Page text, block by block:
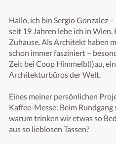
Hallo, ich bin Sergio Gonzalez
seit 19 Jahren lebe ich in
Zuhause. Als Architekt haben
schon immer fasziniert –
Zeit bei Coop Himmelb(l)au,
Architekturbüros der Welt.
Eines meiner persönlichen
Kaffee-Messe: Beim
warum trinken wir etwas so
aus so lieblosen Tassen?